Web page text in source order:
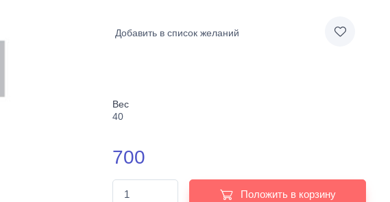
Добавить в список желаний
Вес
40
700
Положить в корзину